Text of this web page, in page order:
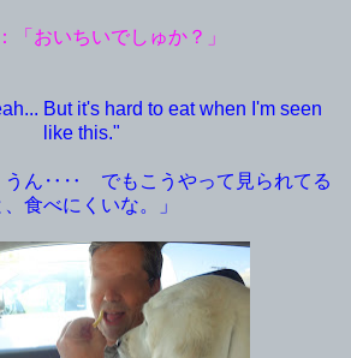
「おいちいでしゅか？」
But it's hard to eat when I'm seen
like this."
ん‥‥ でもこうやって見られてる
、食べにくいな。」